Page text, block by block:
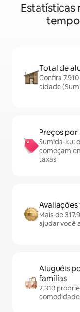
Estatísticas
Total de
Confira
cidade
Preços
Sumida-ku:
começam
taxas
Avaliações
Mais de
ajudar você
Aluguéis
famílias
2.310